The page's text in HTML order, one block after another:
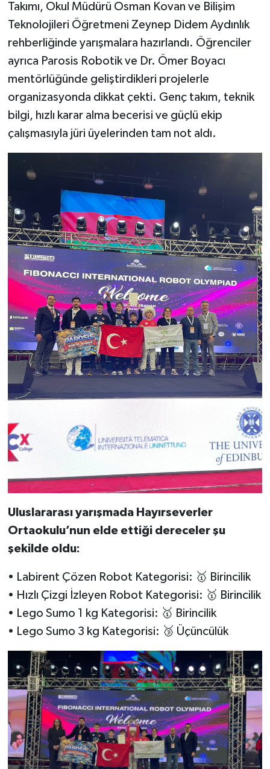
Takımı, Okul Müdürü Osman Kovan ve Bilişim
Teknolojileri Öğretmeni Zeynep Didem Aydınlık
rehberliğinde yarışmalara hazırlandı. Öğrenciler
ayrıca Parosis Robotik ve Dr. Ömer Boyacı
mentörlüğünde geliştirdikleri projelerle
organizasyonda dikkat çekti. Genç takım, teknik
bilgi, hızlı karar alma becerisi ve güçlü ekip
çalışmasıyla jüri üyelerinden tam not aldı.
Uluslararası yarışmada Hayırseverler
Ortaokulu’nun elde ettiği dereceler şu
şekilde oldu:
• Labirent Çözen Robot Kategorisi: 🥇 Birincilik
• Hızlı Çizgi İzleyen Robot Kategorisi: 🥇 Birincilik
• Lego Sumo 1 kg Kategorisi: 🥇 Birincilik
• Lego Sumo 3 kg Kategorisi: 🥉 Üçüncülük